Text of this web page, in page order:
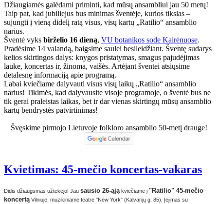
Džiaugiamės galėdami priminti, kad mūsų ansambliui jau 50 metų!
Taip pat, kad jubiliejus bus minimas šventėje, kurios tikslas –
sujungti į vieną didelį ratą visus, visų kartų „Ratilio“ ansamblio
narius.
Šventė vyks birželio 16 dieną, VU botanikos sode Kairėnuose.
Pradėsime 14 valandą, baigsime saulei besileidžiant. Šventę sudarys
kelios skirtingos dalys: knygos pristatymas, smagus pajudėjimas
lauke, koncertas ir, žinoma, vaišės. Artėjant šventei atsiųsime
detalesnę informaciją apie programą.
Labai kviečiame dalyvauti visus visų laikų „Ratilio“ ansamblio
narius! Tikimės, kad dalyvausite visoje programoje, o šventė bus ne
tik gerai praleistas laikas, bet ir dar vienas skirtingų mūsų ansamblio
kartų bendrystės patvirtinimas!
Švęskime pirmojo Lietuvoje folkloro ansamblio 50-metį drauge!
Kvietimas: 45-mečio koncertas-vakaras
Didis džiaugsmas užtekėjo! Jau sausio 26-ąją kviečiame į "Ratilio" 45-mečio
koncertą Vilniuje, muzikiniame teatre "New York" (Kalvarijų g. 85). Įėjimas su